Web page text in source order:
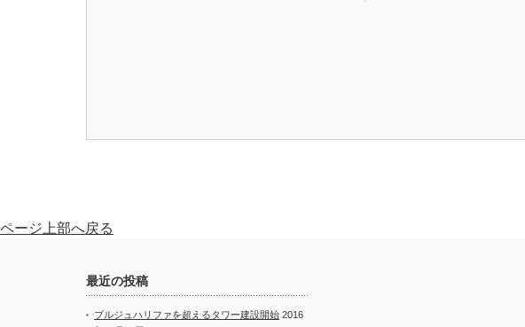
ページ上部へ戻る
最近の投稿
ブルジュハリファを超えるタワー建設開始 2016